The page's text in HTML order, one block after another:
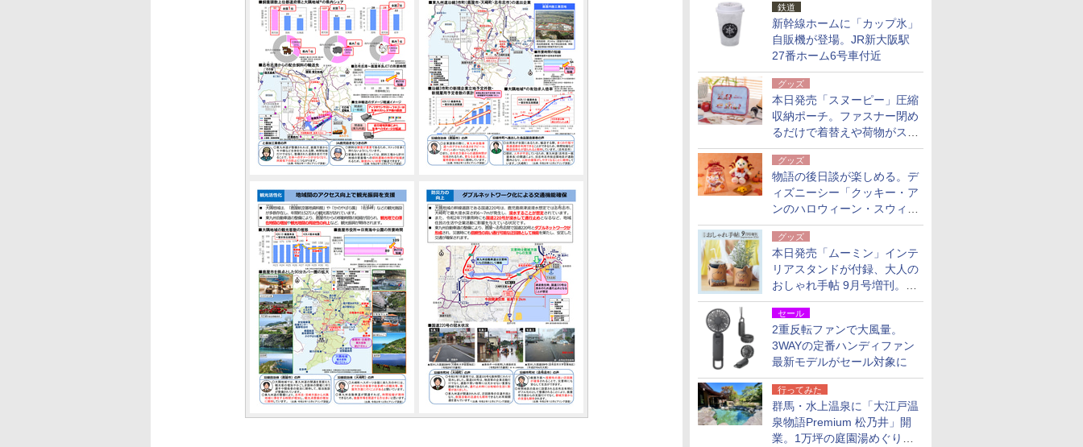
鉄道
新幹線ホームに「カップ氷」
自販機が登場。JR新大阪駅
27番ホーム6号車付近
グッズ
本日発売「スヌーピー」圧縮
収納ポーチ。ファスナー閉め
るだけで着替えや荷物がスリ
ムにまとまる
グッズ
物語の後日談が楽しめる。デ
ィズニーシー「クッキー・ア
ンのハロウィーン・スウィー
トサプライズ」限定グッズ公
開グッズ
本日発売「ムーミン」インテ
リアスタンドが付録、大人の
おしゃれ手帖 9月号増刊。レ
ザー調で高級感ある2個セッ
トセール
2重反転ファンで大風量。
3WAYの定番ハンディファン
最新モデルがセール対象に
行ってみた
群馬・水上温泉に「大江戸温
泉物語Premium 松乃井」開
業。1万坪の庭園湯めぐり＆